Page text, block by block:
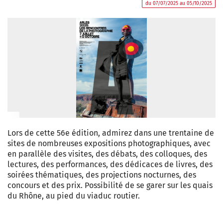
du 07/07/2025 au 05/10/2025
Lors de cette 56e édition, admirez dans une trentaine de
sites de nombreuses expositions photographiques, avec
en parallèle des visites, des débats, des colloques, des
lectures, des performances, des dédicaces de livres, des
soirées thématiques, des projections nocturnes, des
concours et des prix. Possibilité de se garer sur les quais
du Rhône, au pied du viaduc routier.